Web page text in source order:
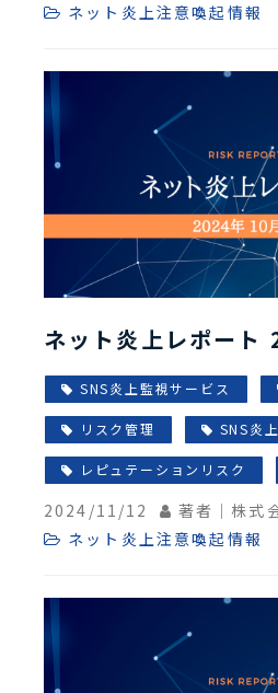
ネット炎上注意喚起情報
ネット炎上レポー
SNS炎上監視サービス
リスク管理 SNS炎上
レピュテーションリスク
2024/11/12
著者｜株式
ネット炎上注意喚起情報